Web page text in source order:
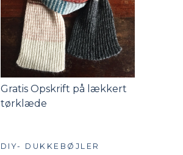
Gratis Opskrift på lækkert
tørklæde
DIY- DUKKEBØJLER